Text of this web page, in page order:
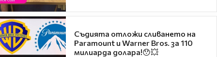
Съдията отложи сливането на
Paramount и Warner Bros. за 110
милиарда долара!😯💥